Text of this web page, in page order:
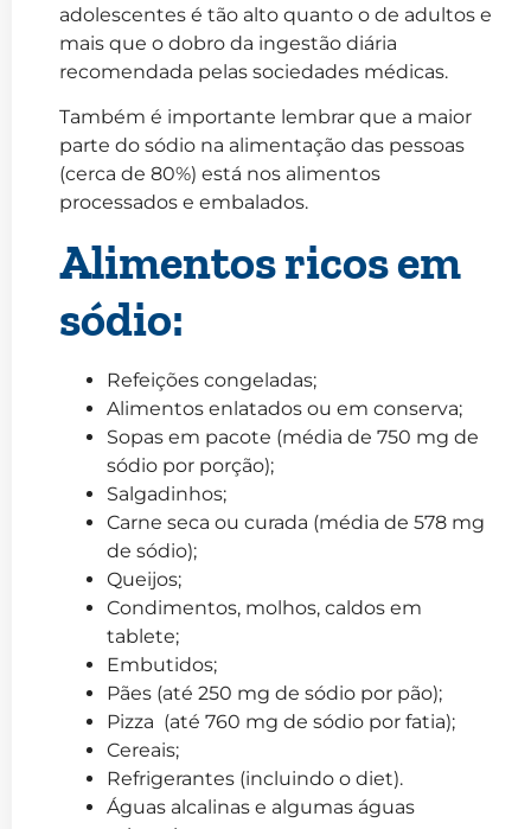
adolescentes é tão alto quanto o de adultos e
mais que o dobro da ingestão diária
recomendada pelas sociedades médicas.
Também é importante lembrar que a maior
parte do sódio na alimentação das pessoas
(cerca de 80%) está nos alimentos
processados e embalados.
Alimentos ricos em
sódio:
Refeições congeladas;
Alimentos enlatados ou em conserva;
Sopas em pacote (média de 750 mg de
sódio por porção);
Salgadinhos;
Carne seca ou curada (média de 578 mg
de sódio);
Queijos;
Condimentos, molhos, caldos em
tablete;
Embutidos;
Pães (até 250 mg de sódio por pão);
Pizza (até 760 mg de sódio por fatia);
Cereais;
Refrigerantes (incluindo o diet).
Águas alcalinas e algumas águas